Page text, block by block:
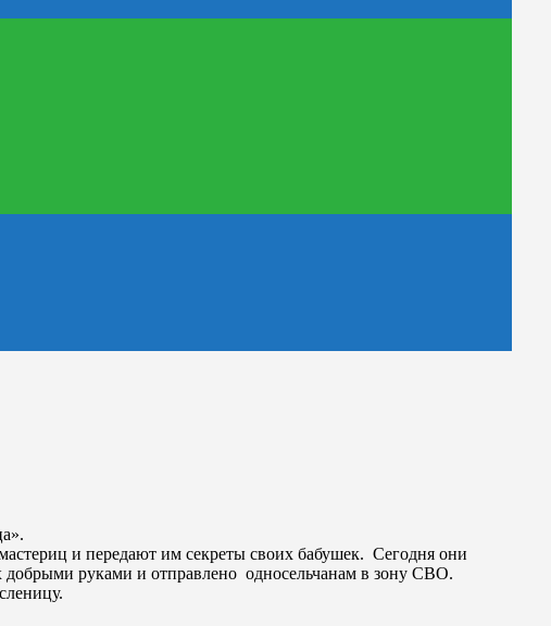
и передают им секреты своих бабушек. Сегодня они
добрыми руками и отправлено односельчанам в зону СВО.